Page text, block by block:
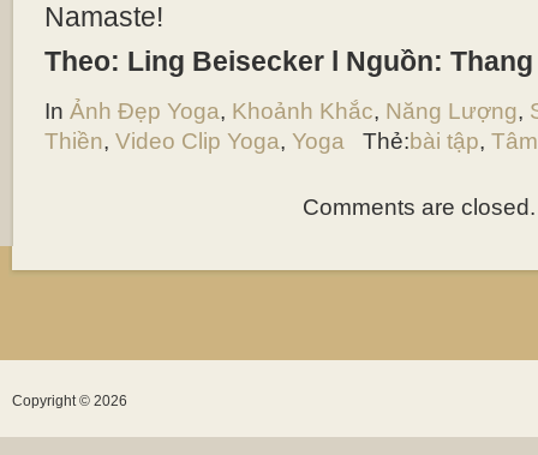
Namaste!
Theo: Ling Beisecker l Nguồn:
In Ảnh Đẹp Yoga, Khoảnh Khắc, Năng Lượng,
Thiền, Video Clip Yoga, Yoga Thẻ:bài tập,
Comments are closed.
Copyright © 2026